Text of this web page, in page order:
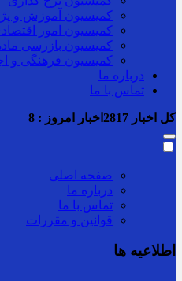
کمیسیون آموزش و
کمیسیون امور
کمیسیون بازرسی ماده
کمیسیون فرهنگی و
درباره ما
تماس با ما
کل اخبار اخبار امروز : 8
صفحه اصلی
درباره ما
تماس با ما
قوانین و مقررات
اطلاعیه ها